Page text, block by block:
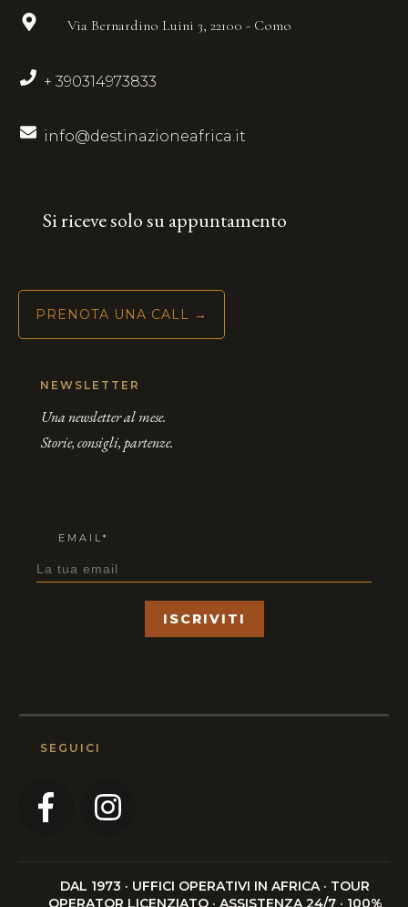
Via Bernardino Luini 3, 22100 - Como
+ 390314973833
info@destinazioneafrica.it
Si riceve solo su appuntamento
PRENOTA UNA CALL →
NEWSLETTER
Una newsletter al mese.
Storie, consigli, partenze.
EMAIL*
ISCRIVITI
SEGUICI
DAL 1973 · UFFICI OPERATIVI IN AFRICA · TOUR
OPERATOR LICENZIATO · ASSISTENZA 24/7 · 100%